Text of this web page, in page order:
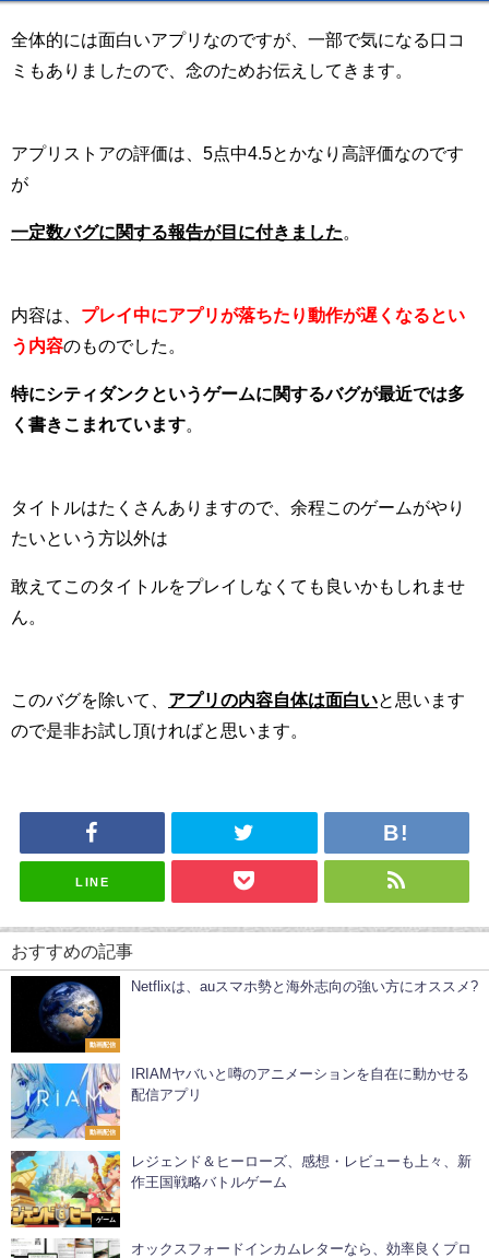
全体的には面白いアプリなのですが、一部で気になる口コ
ミもありましたので、念のためお伝えしてきます。
アプリストアの評価は、5点中4.5とかなり高評価なのです
が
一定数バグに関する報告が目に付きました
内容は、 プレイ中にアプリが落ちたり動作が遅くなるとい
う内容のものでした。
特にシティダンクというゲームに関するバグが最近では多
く書きこまれています
タイトルはたくさんありますので、余程このゲームがやり
たいという方以外は
敢えてこのタイトルをプレイしなくても良いかもしれませ
ん。
このバグを除いて、 アプリの内容自体は面白いと思います
ので是非お試し頂ければと思います。
LINE
おすすめの記事
動画配信
Netflixは、auスマホ勢と海外志向の強い方にオススメ?
動画配信
IRIAMヤバいと噂のアニメーションを自在に動かせる
配信アプリ
ゲーム
レジェンド＆ヒーローズ、感想・レビューも上々、新
作王国戦略バトルゲーム
オックスフォードインカムレターなら、効率良くプロ